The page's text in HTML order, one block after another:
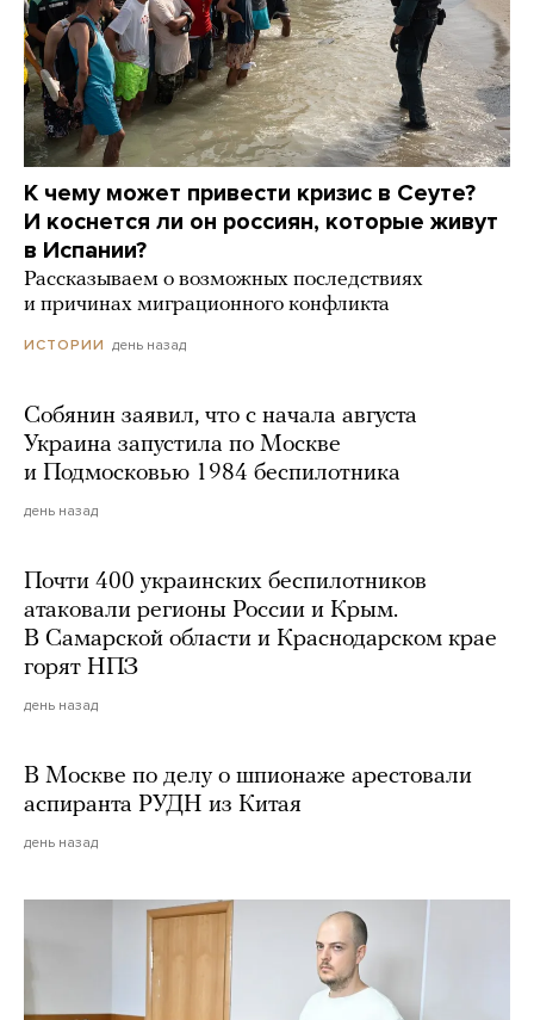
К чему может привести кризис в Сеуте?
И коснется ли он россиян, которые живут
в Испании?
Рассказываем о возможных последствиях
и причинах миграционного конфликта
ИСТОРИИ день назад
Собянин заявил, что с начала августа
Украина запустила по Москве
и Подмосковью 1984 беспилотника
день назад
Почти 400 украинских беспилотников
атаковали регионы России и Крым.
В Самарской области и Краснодарском крае
горят НПЗ
день назад
В Москве по делу о шпионаже арестовали
аспиранта РУДН из Китая
день назад